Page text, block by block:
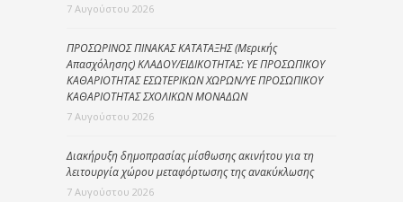
7 Αυγούστου 2026
ΠΡΟΣΩΡΙΝΟΣ ΠΙΝΑΚΑΣ ΚΑΤΑΤΑΞΗΣ (Μερικής
Απασχόλησης) ΚΛΑΔΟΥ/ΕΙΔΙΚΟΤΗΤΑΣ: ΥΕ ΠΡΟΣΩΠΙΚΟΥ
ΚΑΘΑΡΙΟΤΗΤΑΣ ΕΣΩΤΕΡΙΚΩΝ ΧΩΡΩΝ/ΥΕ ΠΡΟΣΩΠΙΚΟΥ
ΚΑΘΑΡΙΟΤΗΤΑΣ ΣΧΟΛΙΚΩΝ ΜΟΝΑΔΩΝ
7 Αυγούστου 2026
Διακήρυξη δημοπρασίας μίσθωσης ακινήτου για τη
λειτουργία χώρου μεταφόρτωσης της ανακύκλωσης
7 Αυγούστου 2026